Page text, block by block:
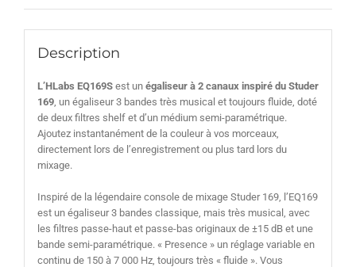
Description
L’HLabs EQ169Sest un égaliseur à 2 canaux inspiré du Studer
169, un égaliseur 3 bandes très musical et toujours fluide, doté
de deux filtres shelf et d’un médium semi-paramétrique.
Ajoutez instantanément de la couleur à vos morceaux,
directement lors de l’enregistrement ou plus tard lors du
mixage.
Inspiré de la légendaire console de mixage Studer 169, l’EQ169
est un égaliseur 3 bandes classique, mais très musical, avec
les filtres passe-haut et passe-bas originaux de ±15 dB et une
bande semi-paramétrique. « Presence » un réglage variable en
continu de 150 à 7 000 Hz, toujours très « fluide ». Vous